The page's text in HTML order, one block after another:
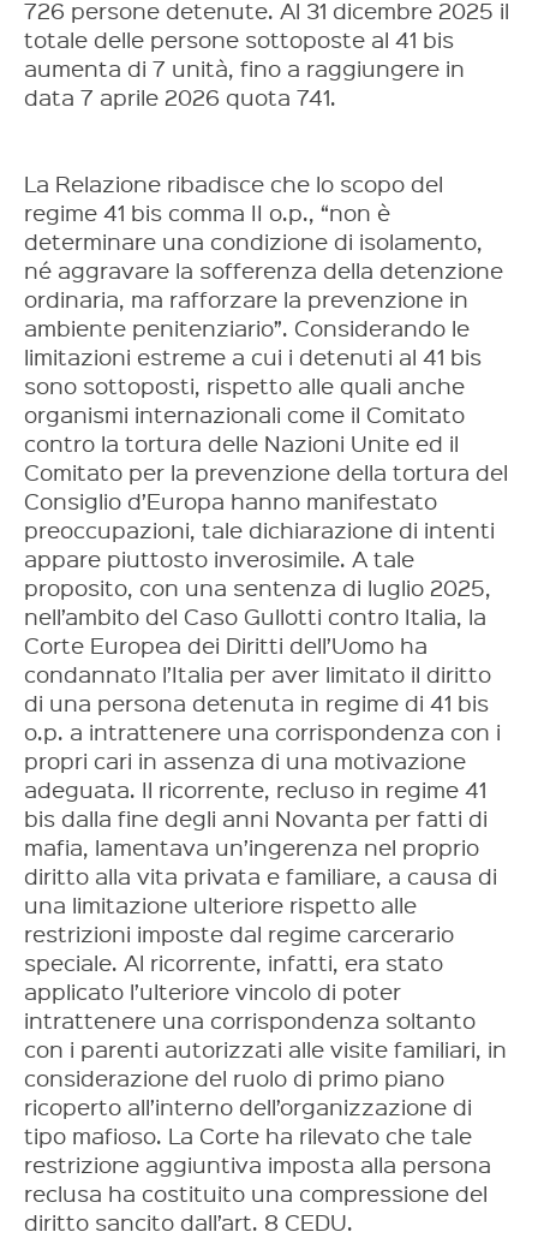
726 persone detenute. Al 31 dicembre 2025 il
totale delle persone sottoposte al 41 bis
aumenta di 7 unità, fino a raggiungere in
data 7 aprile 2026 quota 741.
La Relazione ribadisce che lo scopo del
regime 41 bis comma II o.p., “non è
determinare una condizione di isolamento,
né aggravare la sofferenza della detenzione
ordinaria, ma rafforzare la prevenzione in
ambiente penitenziario”. Considerando le
limitazioni estreme a cui i detenuti al 41 bis
sono sottoposti, rispetto alle quali anche
organismi internazionali come il Comitato
contro la tortura delle Nazioni Unite ed il
Comitato per la prevenzione della tortura del
Consiglio d’Europa hanno manifestato
preoccupazioni, tale dichiarazione di intenti
appare piuttosto inverosimile. A tale
proposito, con una sentenza di luglio 2025,
nell’ambito del Caso Gullotti contro Italia, la
Corte Europea dei Diritti dell’Uomo ha
condannato l’Italia per aver limitato il diritto
di una persona detenuta in regime di 41 bis
o.p. a intrattenere una corrispondenza con i
propri cari in assenza di una motivazione
adeguata. Il ricorrente, recluso in regime 41
bis dalla fine degli anni Novanta per fatti di
mafia, lamentava un’ingerenza nel proprio
diritto alla vita privata e familiare, a causa di
una limitazione ulteriore rispetto alle
restrizioni imposte dal regime carcerario
speciale. Al ricorrente, infatti, era stato
applicato l’ulteriore vincolo di poter
intrattenere una corrispondenza soltanto
con i parenti autorizzati alle visite familiari, in
considerazione del ruolo di primo piano
ricoperto all’interno dell’organizzazione di
tipo mafioso. La Corte ha rilevato che tale
restrizione aggiuntiva imposta alla persona
reclusa ha costituito una compressione del
diritto sancito dall’art. 8 CEDU.